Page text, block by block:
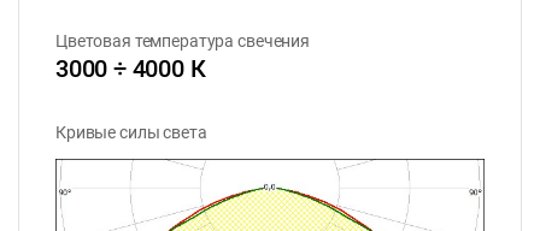
Цветовая температура свечения
3000 ÷ 4000 К
Кривые силы света